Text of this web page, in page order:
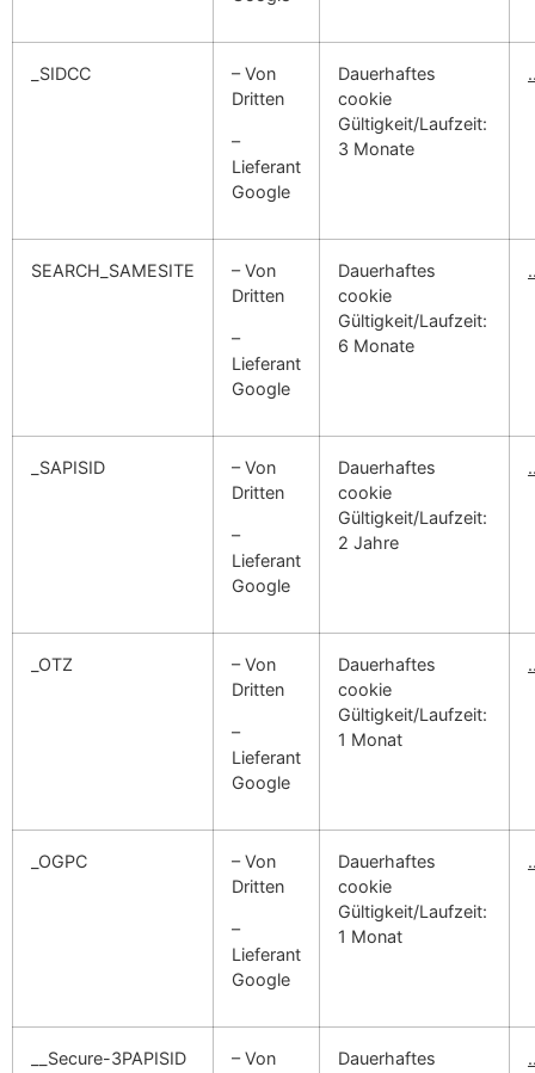
_SIDCC
– Von
Dritten
–
Lieferant
Google
Dauerhaftes
cookie
Gültigkeit/Laufzeit:
3 Monate
SEARCH_SAMESITE
– Von
Dritten
–
Lieferant
Google
Dauerhaftes
cookie
Gültigkeit/Laufzeit:
6 Monate
_SAPISID
– Von
Dritten
–
Lieferant
Google
Dauerhaftes
cookie
Gültigkeit/Laufzeit:
2 Jahre
_OTZ
– Von
Dritten
–
Lieferant
Google
Dauerhaftes
cookie
Gültigkeit/Laufzeit:
1 Monat
_OGPC
– Von
Dritten
–
Lieferant
Google
Dauerhaftes
cookie
Gültigkeit/Laufzeit:
1 Monat
__Secure-3PAPISID – Von Dauerhaftes